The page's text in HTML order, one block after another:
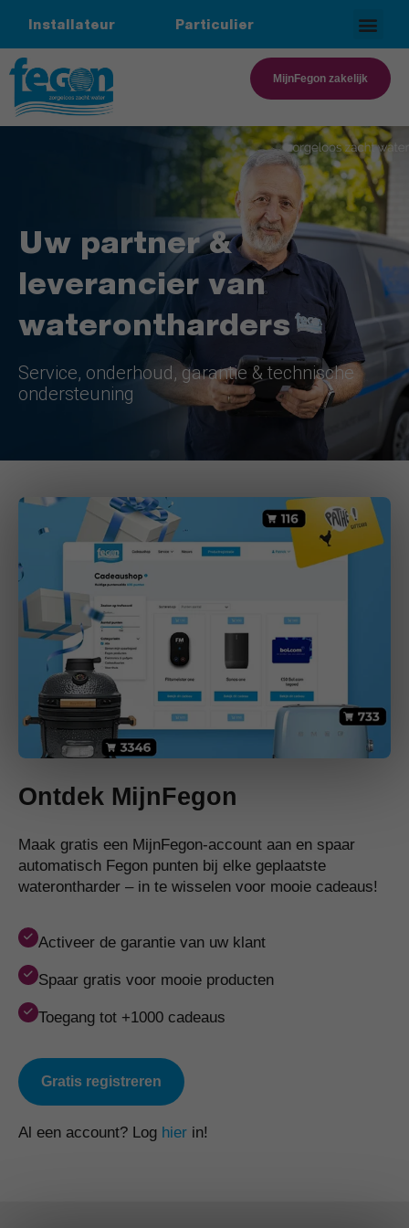
Installateur Particulier
MijnFegon zakelijk
Uw partner &
leverancier van
waterontharders
Service, onderhoud, garantie & technische
ondersteuning
Ontdek MijnFegon
Maak gratis een MijnFegon-account aan en spaar
automatisch Fegon punten bij elke geplaatste
waterontharder – in te wisselen voor mooie cadeaus!
Activeer de garantie van uw klant
Spaar gratis voor mooie producten
Toegang tot +1000 cadeaus
Gratis registreren
Al een account? Log hier in!